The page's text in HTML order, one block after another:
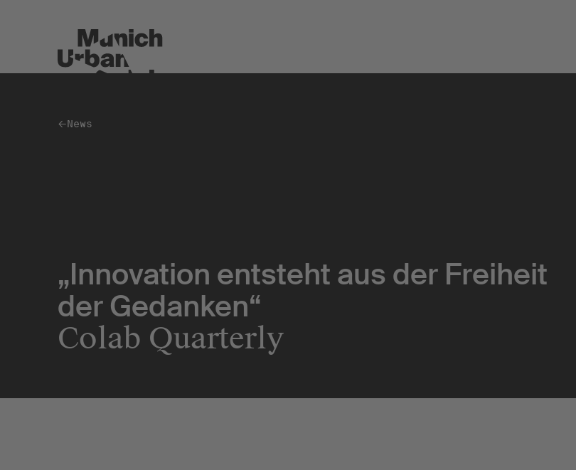
MakerSpace
Restaurant & Café
Urban Hub
Aktuelles
News
„Innovation entsteht aus der Freiheit
der Gedanken“
Colab Quarterly